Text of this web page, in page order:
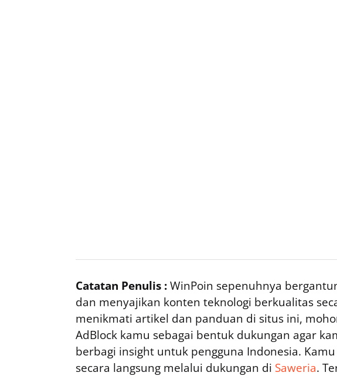
Catatan Penulis :WinPoin sepenuhnya
dan menyajikan konten teknologi berkualitas
menikmati artikel dan panduan di situs ini,
AdBlock kamu sebagai bentuk dukungan agar
berbagi insight untuk pengguna Indonesia.
secara langsung melalui dukungan di Saweria.